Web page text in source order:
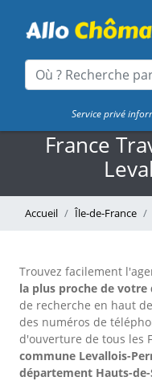
Service privé
France
Accueil Île-de-France
Trouvez facilement
la plus proche de votre
de recherche en haut
des numéros de
d'ouverture de tous les
commune Levallois-
département Hauts-